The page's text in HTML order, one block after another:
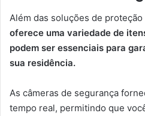
Além das soluções de proteção
oferece uma variedade de
podem ser essenciais para
sua residência.
As câmeras de segurança
tempo real, permitindo que